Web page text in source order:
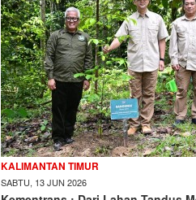
KALIMANTAN TIMUR
SABTU, 13 JUN 2026